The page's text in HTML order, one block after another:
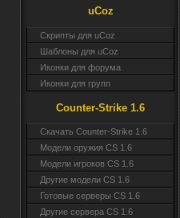
uCoz
Скрипты для uCoz
Шаблоны для uCoz
Иконки для форума
Иконки для групп
Counter-Strike 1.6
Скачать Counter-Strike 1.6
Модели оружия CS 1.6
Модели игроков CS 1.6
Другие модели CS 1.6
Готовые серверы CS 1.6
Другие сервера CS 1.6